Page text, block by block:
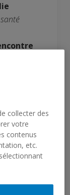
du
du
collecter des
votre
contenus
etc.